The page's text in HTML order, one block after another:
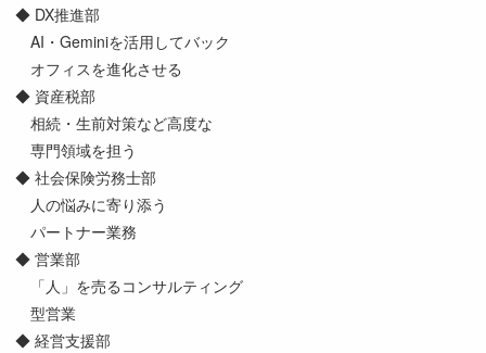
◆ DX推進部
AI・Geminiを活用してバック
オフィスを進化させる
◆ 資産税部
相続・生前対策など高度な
専門領域を担う
◆ 社会保険労務士部
人の悩みに寄り添う
パートナー業務
◆ 営業部
「人」を売るコンサルティング
型営業
◆ 経営支援部